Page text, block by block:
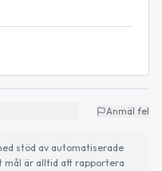
Anmäl fel
stöd av automatiserade
mål är alltid att rapportera